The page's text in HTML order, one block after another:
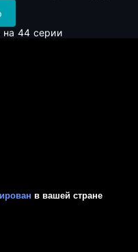
на 44 серии